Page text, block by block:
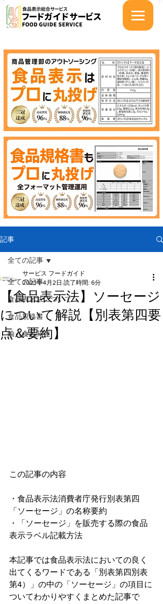
記事
全ての記事
食品表示法について
食品規格書
輸入食品関連
全ての記事
【食品表示法】ソーセージ
について解説【別表第四要
点＆要約】
サービス フードガイド
2023年4月2日 読了時間: 6分
この記事の内容
・食品表示法消費者庁発行別表第四
「ソーセージ」の名称要約
・「ソーセージ」を販売する際の食品
表示ラベル記載方法
本記事では食品表示法においての良く
出てくるワードである「別表第四別表
第4）」の中の「ソーセージ」の項目に
ついてわかりやすくまとめた記事で